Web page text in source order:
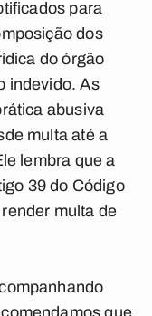
para
dos
do órgão
indevido. As
abusiva
multa até a
lembra que a
39 do Código
multa de
que